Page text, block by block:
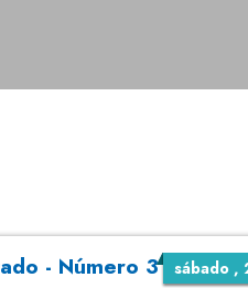
- Número 312 de
sábado ,